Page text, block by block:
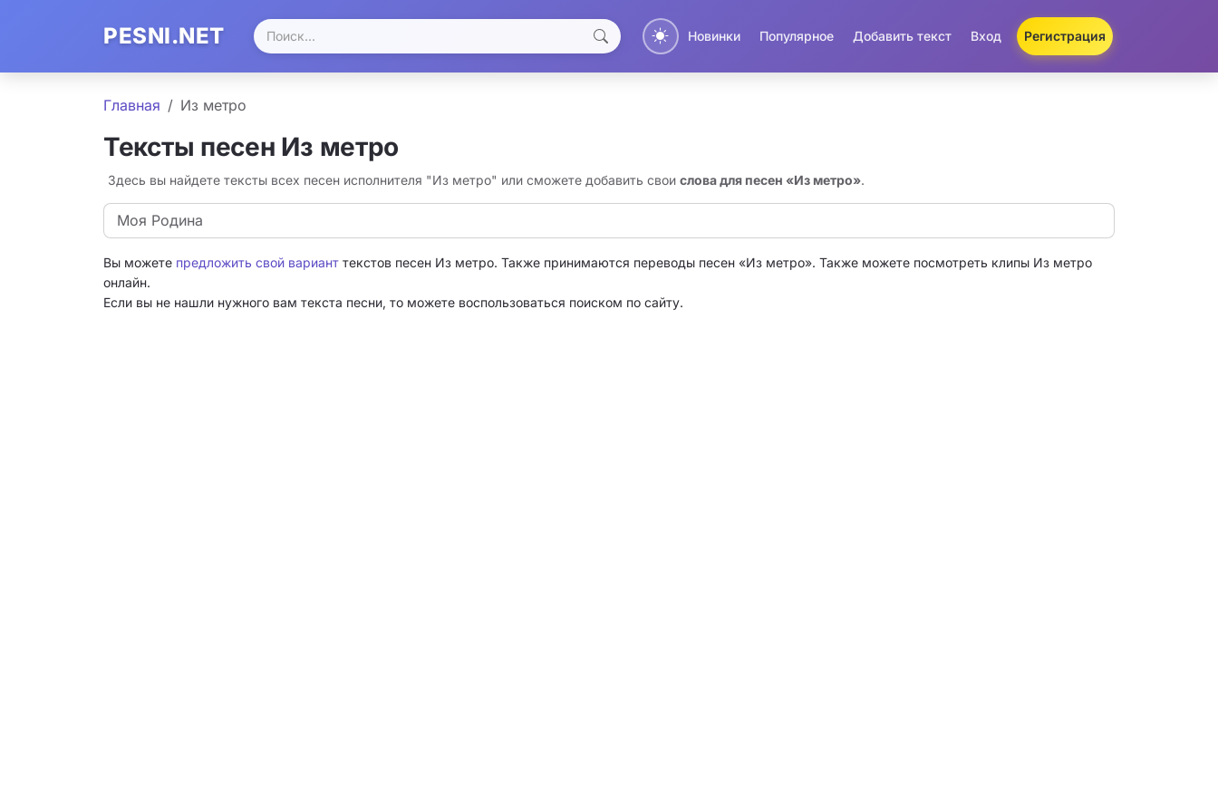
PESNI.NET Новинки Популярное Добавить текст Вход Регистрация
Главная Из метро
Тексты песен Из метро
Здесь вы найдете тексты всех песен исполнителя "Из метро" или сможете добавить свои слова для песен «Из метро».
Моя Родина
Вы можете предложить свой вариант текстов песен Из метро. Также принимаются переводы песен «Из метро». Также можете посмотреть клипы Из метро
онлайн.
Если вы не нашли нужного вам текста песни, то можете воспользоваться поиском по сайту.